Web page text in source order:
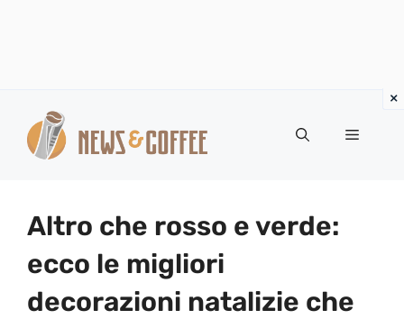
contenuto
Menu
Altro che rosso e verde:
ecco le migliori
decorazioni natalizie che